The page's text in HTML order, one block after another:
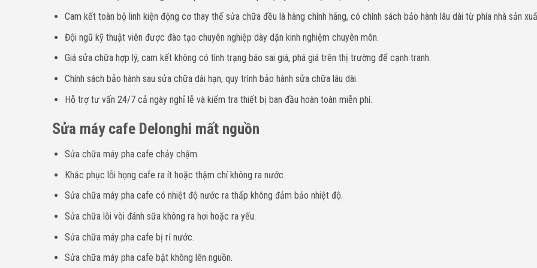
Cam kết toàn bộ linh kiện động cơ thay thế sửa chữa đều là hàng chính hãng, có chính sách bảo hành lâu dài từ phía nhà sản
Đội ngũ kỹ thuật viên được đào tạo chuyên nghiệp dày dặn kinh nghiệm chuyên môn.
Giá sửa chữa hợp lý, cam kết không có tình trạng báo sai giá, phá giá trên thị trường để cạnh tranh.
Chính sách bảo hành sau sửa chữa dài hạn, quy trình bảo hành sửa chữa lâu dài.
Hỗ trợ tư vấn 24/7 cả ngày nghỉ lễ và kiểm tra thiết bị ban đầu hoàn toàn miễn phí.
Sửa máy cafe Delonghi mất nguồn
Sửa chữa máy pha cafe chảy chậm.
Khắc phục lỗi họng cafe ra ít hoặc thậm chí không ra nước.
Sửa chữa máy pha cafe có nhiệt độ nước ra thấp không đảm bảo nhiệt độ.
Sửa chữa lỗi vòi đánh sữa không ra hơi hoặc ra yếu.
Sửa chữa máy pha cafe bị rỉ nước.
Sửa chữa máy pha cafe bật không lên nguồn.